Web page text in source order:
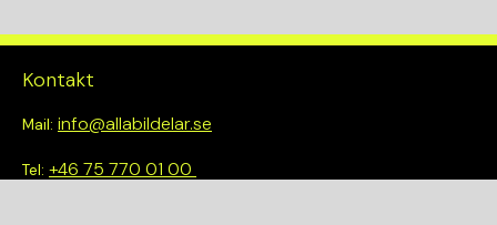
Kontakt
Mail: info@allabildelar.se
Tel: +46 75 770 01 00